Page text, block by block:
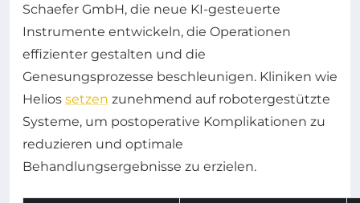
Schaefer GmbH, die neue KI-gesteuerte
Instrumente entwickeln, die Operationen
effizienter gestalten und die
Genesungsprozesse beschleunigen. Kliniken wie
Helios setzen zunehmend auf robotergestützte
Systeme, um postoperative Komplikationen zu
reduzieren und optimale
Behandlungsergebnisse zu erzielen.